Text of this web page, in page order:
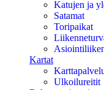
Katujen ja
Satamat
Toripaikat
Kartat
Ulkoilureitit